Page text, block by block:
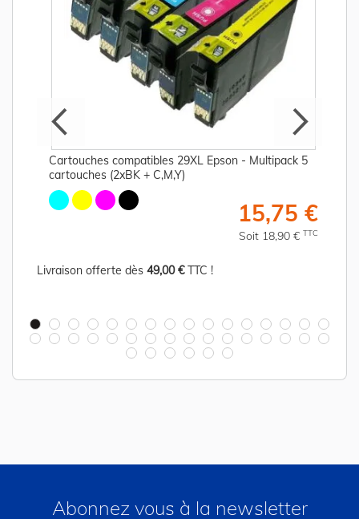
Cartouches compatibles 29XL Epson - Multipack 5
cartouches (2xBK + C,M,Y)
15,75 €
Soit 18,90 € TTC
Livraison offerte dès 49,00 €TTC !
Abonnez vous à la newsletter